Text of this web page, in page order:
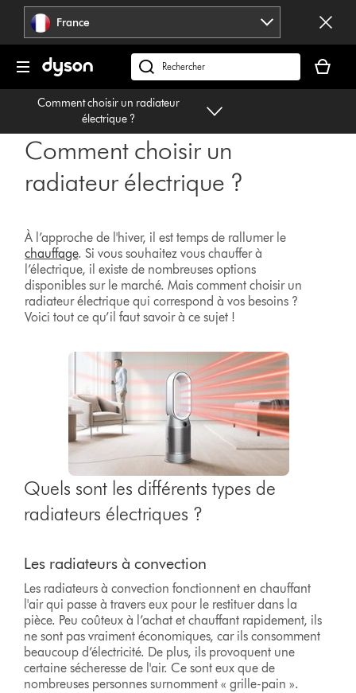
Sauter
pages
France
Rechercher
des
produits
panier
est
Comment choisir un radiateur
électrique ?
Comment choisir un
radiateur électrique ?
À l’approche de l'hiver, il est temps de rallumer le
chauffage. Si vous souhaitez vous chauffer à
l’électrique, il existe de nombreuses options
disponibles sur le marché. Mais comment choisir un
radiateur électrique qui correspond à vos besoins ?
Voici tout ce qu’il faut savoir à ce sujet !
Quels sont les différents types de
radiateurs électriques ?
Les radiateurs à convection
Les radiateurs à convection fonctionnent en chauffant
l'air qui passe à travers eux pour le restituer dans la
pièce. Peu coûteux à l’achat et chauffant rapidement, ils
ne sont pas vraiment économiques, car ils consomment
beaucoup d’électricité. De plus, ils provoquent une
certaine sécheresse de l'air. Ce sont eux que de
nombreuses personnes surnomment « grille-pain ».